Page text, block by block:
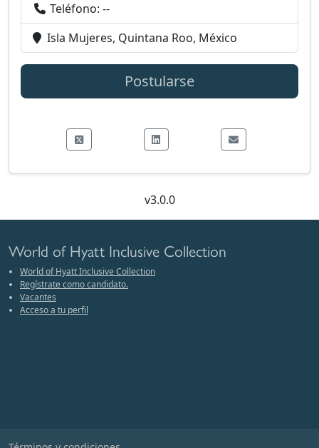
Teléfono: --
Isla Mujeres, Quintana Roo, México
Postularse
v3.0.0
World of Hyatt Inclusive Collection
World of Hyatt Inclusive Collection
Regístrate como candidato.
Vacantes
Acceso a tu perfil